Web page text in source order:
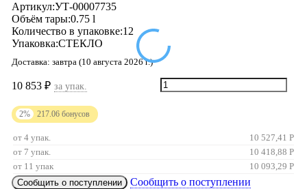
Артикул:УТ-00007735
Объём тары:0.75 l
Количество в упаковке:12
Упаковка:СТЕКЛО
Доставка: завтра (10 августа 2026 г.)
10 853 ₽ за упак.
2% 217.06 бонусов
от 4 упак. 10 527,41 Р
от 7 упак.
10 418,88 Р
от 11 упак
10 093,29 Р
Сообщить о поступлении
Сообщить о поступлении